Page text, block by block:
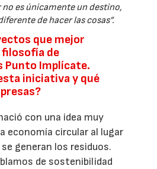
es únicamente un destino,
de hacer las cosas”.
que mejor
filosofía de
Punto Implícate.
iniciativa y qué
con una idea muy
economía circular al lugar
generan los residuos.
de sostenibilidad